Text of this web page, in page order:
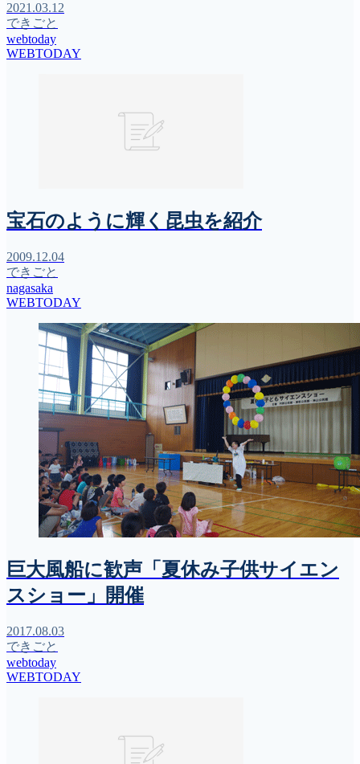
2021.03.12
できごと
webtoday
WEBTODAY
宝石のように輝く昆虫を紹介
2009.12.04
できごと
nagasaka
WEBTODAY
巨大風船に歓声「夏休み子供サイエン
スショー」開催
2017.08.03
できごと
webtoday
WEBTODAY